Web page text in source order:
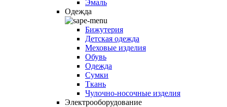
Эмаль
Одежда
Бижутерия
Детская одежда
Меховые изделия
Обувь
Одежда
Сумки
Ткань
Чулочно-носочные изделия
Электрооборудование